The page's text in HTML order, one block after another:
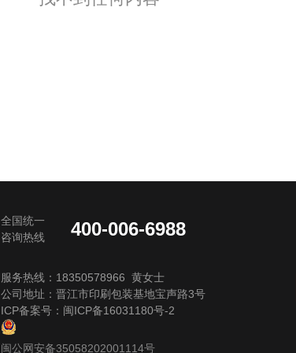
全国统一
咨询热线
400-006-6988
服务热线：18350578966 黄女士
公司地址：晋江市印刷包装基地宝声路3号
ICP备案号： 闽ICP备16031180号-2
闽公网安备35058202001114号